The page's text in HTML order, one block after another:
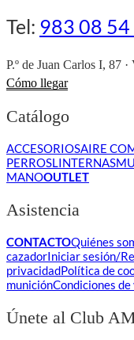
Tel: 983 08 54
P.º de Juan Carlos I, 87
Cómo llegar
Catálogo
ACCESORIOSAIRE
PERROSLINTERNAS
MANOOUTLET
Asistencia
CONTACTOQuiénes
cazadorIniciar sesión/
privacidadPolítica de
municiónCondiciones
Únete al Club